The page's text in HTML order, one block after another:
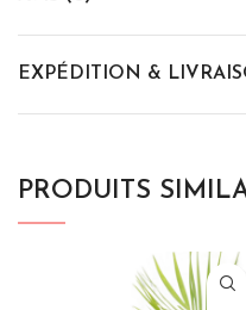
EXPÉDITION &
PRODUITS